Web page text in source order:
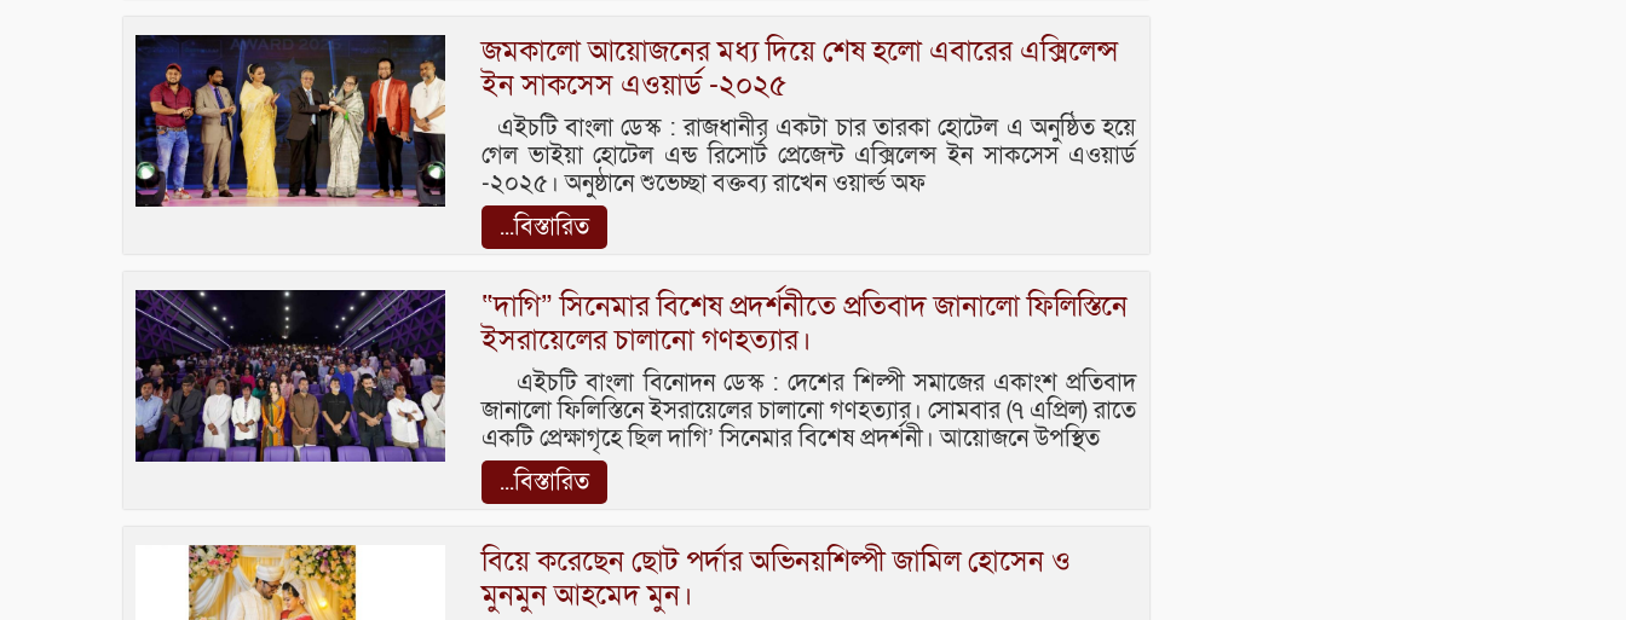
জমকালো আয়োজনের মধ্য দিয়ে শেষ হলো এবারের এক্সিলেন্স
ইন সাকসেস এওয়ার্ড -২০২৫
এইচটি বাংলা ডেস্ক : রাজধানীর একটা চার তারকা হোটেল এ অনুষ্ঠিত হয়ে
গেল ভাইয়া হোটেল এন্ড রিসোর্ট প্রেজেন্ট এক্সিলেন্স ইন সাকসেস এওয়ার্ড
-২০২৫। অনুষ্ঠানে শুভেচ্ছা বক্তব্য রাখেন ওয়ার্ল্ড অফ
...বিস্তারিত
“দাগি” সিনেমার বিশেষ প্রদর্শনীতে প্রতিবাদ জানালো ফিলিস্তিনে
ইসরায়েলের চালানো গণহত্যার।
এইচটি বাংলা বিনোদন ডেস্ক : দেশের শিল্পী সমাজের একাংশ প্রতিবাদ
জানালো ফিলিস্তিনে ইসরায়েলের চালানো গণহত্যার। সোমবার (৭ এপ্রিল) রাতে
একটি প্রেক্ষাগৃহে ছিল দাগি’ সিনেমার বিশেষ প্রদর্শনী। আয়োজনে উপস্থিত
...বিস্তারিত
বিয়ে করেছেন ছোট পর্দার অভিনয়শিল্পী জামিল হোসেন ও
মুনমুন আহমেদ মুন।